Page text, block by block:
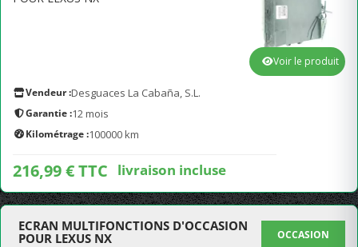
Vendeur :Desguaces La Cabaña, S.L.
Garantie :12 mois
Kilométrage :100000 km
216,99 € TTC livraison incluse
Voir le produit
ECRAN MULTIFONCTIONS D'OCCASION
POUR LEXUS NX
OCCASION